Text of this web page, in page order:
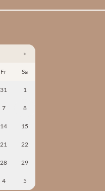
»
Fr Sa
31 1
7 8
14 15
21 22
28 29
4 5